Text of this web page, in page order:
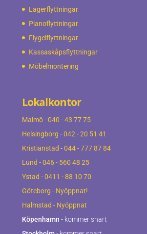
Lagerflyttningar
Pianoflyttningar
Flygelflyttningar
Kassaskåpsflyttningar
Möbelmontering
Lokalkontor
Malmö-040 - 43 77 75
Helsingborg -042 - 20 51 41
Kristianstad -044 - 777 87 84
Lund -046 - 560 48 25
Ystad -0411 - 88 10 70
Göteborg - Nyöppnat!
Halmstad - Nyöppnat
Köpenhamn - kommer snart